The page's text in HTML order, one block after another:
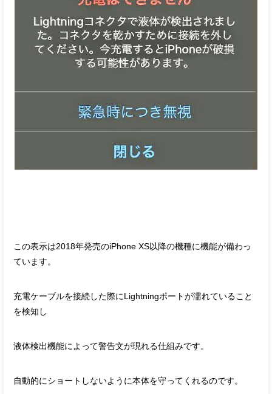
この表示は2018年発売のiPhone XS以降の機種に機能が備わっ
ています。
充電ケーブルを接続した際にLightningポートが濡れていること
を検知し
液体検出機能によって警告文が現れる仕組みです。
自動的にショートしないように本体を守ってくれるのです。